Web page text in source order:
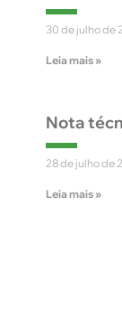
30 de julho de
Leia mais »
Nota
28 de julho de
Leia mais »